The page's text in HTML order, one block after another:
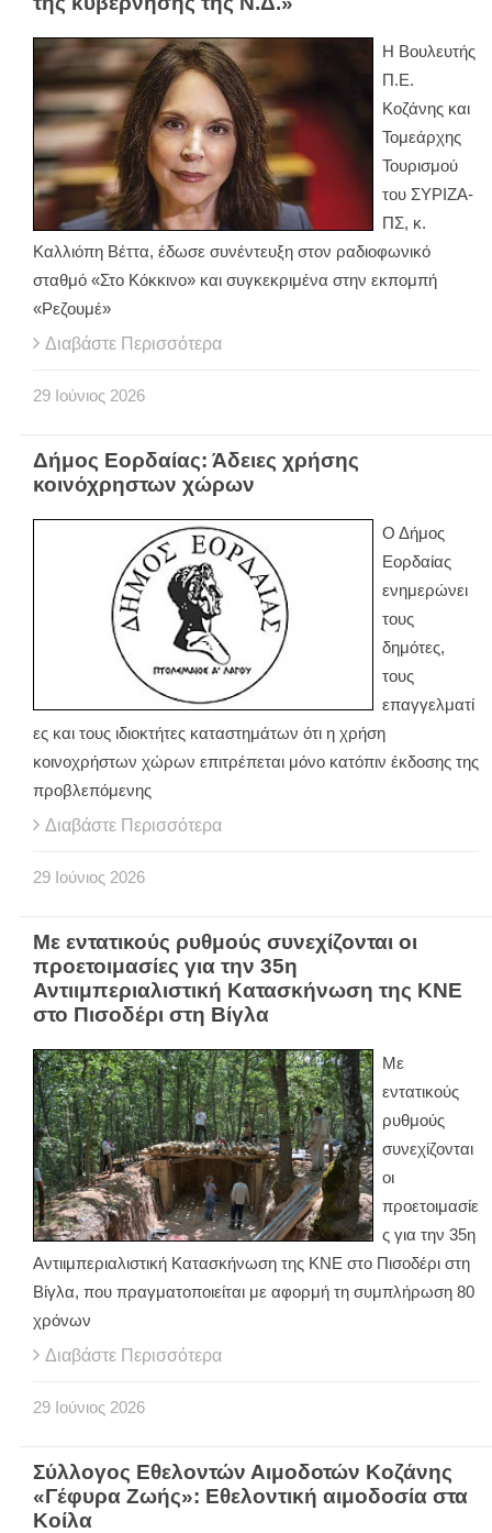
Η Βουλευτής
Π.Ε.
Κοζάνης και
Τομεάρχης
Τουρισμού
του ΣΥΡΙΖΑ-
ΠΣ, κ.
Καλλιόπη Βέττα, έδωσε συνέντευξη στον ραδιοφωνικό
σταθμό «Στο Κόκκινο» και συγκεκριμένα στην εκπομπή
«Ρεζουμέ»
Διαβάστε Περισσότερα
29 Ιούνιος 2026
Δήμος Εορδαίας: Άδειες χρήσης
κοινόχρηστων χώρων
Ο Δήμος
Εορδαίας
ενημερώνει
τους
δημότες,
τους
επαγγελματί
ες και τους ιδιοκτήτες καταστημάτων ότι η χρήση
κοινοχρήστων χώρων επιτρέπεται μόνο κατόπιν έκδοσης της
προβλεπόμενης
Διαβάστε Περισσότερα
29 Ιούνιος 2026
Με εντατικούς ρυθμούς συνεχίζονται οι
προετοιμασίες για την 35η
Αντιιμπεριαλιστική Κατασκήνωση της ΚΝΕ
στο Πισοδέρι στη Βίγλα
Με
εντατικούς
ρυθμούς
συνεχίζονται
οι
προετοιμασίε
ς για την 35η
Αντιιμπεριαλιστική Κατασκήνωση της ΚΝΕ στο Πισοδέρι στη
Βίγλα, που πραγματοποιείται με αφορμή τη συμπλήρωση 80
χρόνων
Διαβάστε Περισσότερα
29 Ιούνιος 2026
Σύλλογος Εθελοντών Αιμοδοτών Κοζάνης
«Γέφυρα Ζωής»: Εθελοντική αιμοδοσία στα
Κοίλα